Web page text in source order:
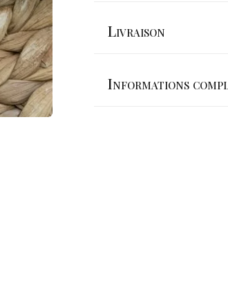
Livraison
Informations